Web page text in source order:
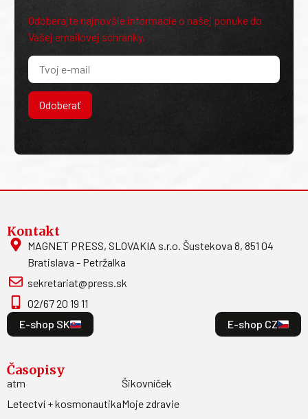
Odoberajte najnovšie informácie o našej ponuke do
Vašej emailovej schránky.
Odoberať
Kontakt
MAGNET PRESS, SLOVAKIA s.r.o. Šustekova 8, 851 04
Bratislava - Petržalka
sekretariat@press.sk
02/67 20 19 11
E-shop SK
E-shop CZ
Časopisy
atm
Letectví + kosmonautika
Šikovníček
Moje zdravie